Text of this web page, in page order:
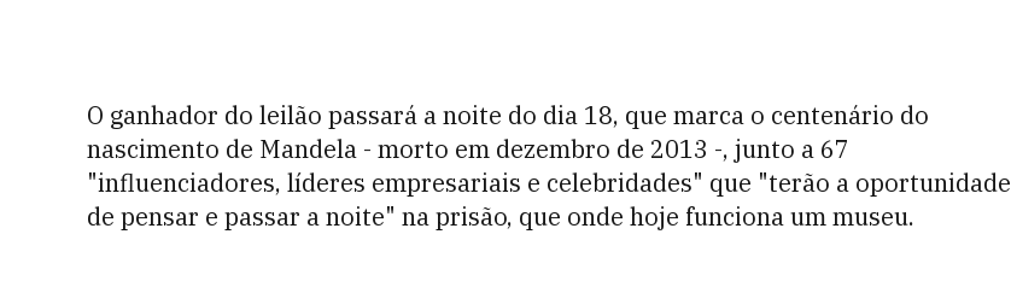
O ganhador do leilão passará a noite do dia 18, que marca o centenário do
nascimento de Mandela - morto em dezembro de 2013 -, junto a 67
"influenciadores, líderes empresariais e celebridades" que "terão a oportunidade
de pensar e passar a noite" na prisão, que onde hoje funciona um museu.